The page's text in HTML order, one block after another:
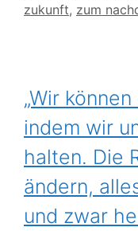
zukunft, zum
„Wir
indem wir
halten. Die
ändern,
und zwar